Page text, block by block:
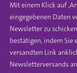
Mit einem Klick auf
eingegebenen Daten
Newsletter zu
bestätigen, indem Sie
versandten Link
Newsletterversands